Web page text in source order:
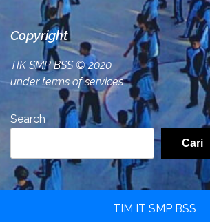
Copyright
TIK SMP BSS© 2020
under terms of services
Search
Cari
TIM IT SMP BSS